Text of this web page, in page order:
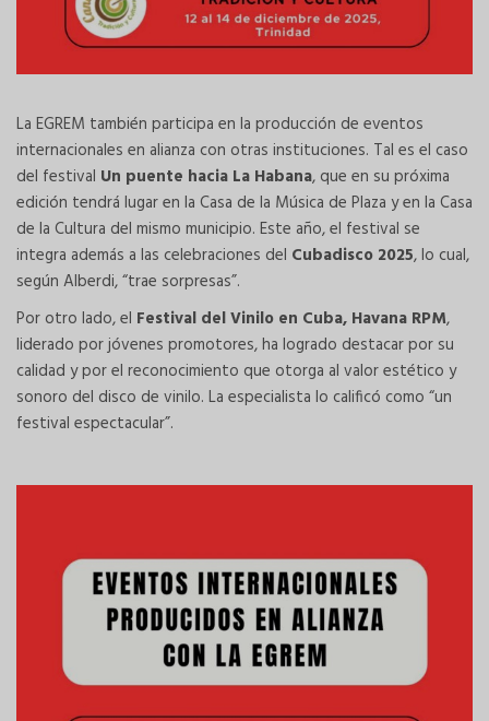
La EGREM también participa en la producción de eventos
internacionales en alianza con otras instituciones. Tal es el caso
del festival Un puente hacia La Habana, que en su próxima
edición tendrá lugar en la Casa de la Música de Plaza y en la Casa
de la Cultura del mismo municipio. Este año, el festival se
integra además a las celebraciones del Cubadisco 2025, lo cual,
según Alberdi, “trae sorpresas”.
Por otro lado, el Festival del Vinilo en Cuba, Havana RPM,
liderado por jóvenes promotores, ha logrado destacar por su
calidad y por el reconocimiento que otorga al valor estético y
sonoro del disco de vinilo. La especialista lo calificó como “un
festival espectacular”.